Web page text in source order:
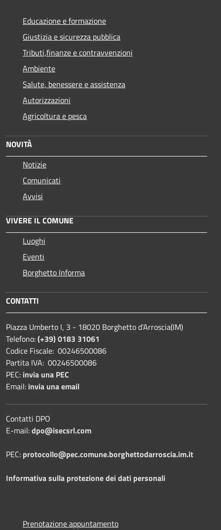
Educazione e formazione
Giustizia e sicurezza pubblica
Tributi,finanze e contravvenzioni
Ambiente
Salute, benessere e assistenza
Autorizzazioni
Agricoltura e pesca
NOVITÀ
Notizie
Comunicati
Avvisi
VIVERE IL COMUNE
Luoghi
Eventi
Borghetto Informa
CONTATTI
Piazza Umberto I, 3 - 18020 Borghetto d'Arroscia(IM)
Telefono:(+39) 0183 31061
Codice Fiscale: 00246500086
Partita IVA: 00246500086
PEC: invia una PEC
Email: invia una email
Contatti DPO
E-mail:dpo@isecsrl.com
PEC: protocollo@pec.comune.borghettodarroscia.im.it
Informativa sulla protezione dei dati personali
Prenotazione appuntamento